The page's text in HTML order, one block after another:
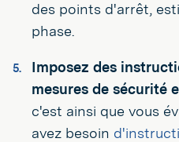
des points d'arrêt,
phase.
Imposez des
mesures de sécurité
c'est ainsi que vous
avez besoin